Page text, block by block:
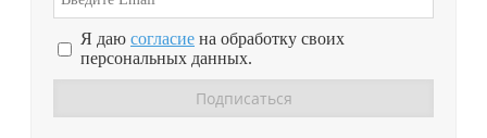
Я даю согласие на обработку своих
персональных данных.